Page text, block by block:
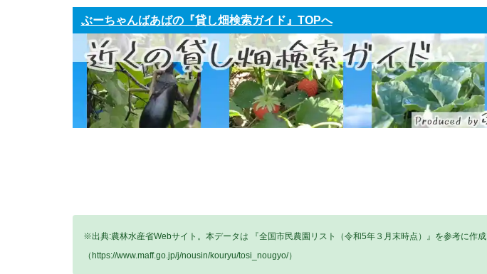
ぶーちゃんばあばの『貸し畑検索ガイド』TOPへ
※出典:農林水産省Webサイト。本データは 『全国市民農園リスト（令和5年３月末時点）』を参考に作成
（https://www.maff.go.jp/j/nousin/kouryu/tosi_nougyo/）